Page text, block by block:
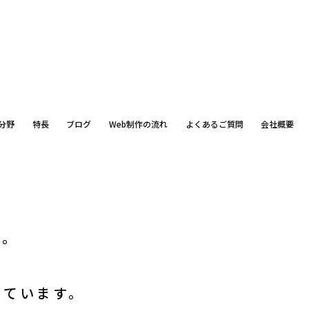
野 特長 ブログ Web制作の流れ よくあるご質問 会社概要
います。